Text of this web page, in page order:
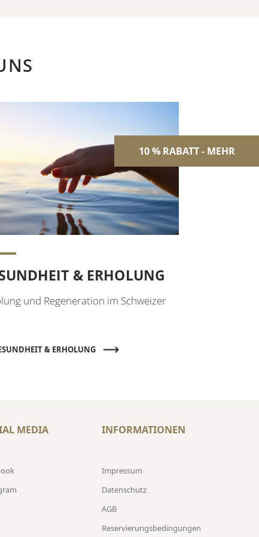
& ERHOLUNG
und Regeneration im Schweizer
& ERHOLUNG
10 % RABATT - MEHR
MEDIA INFORMATIONEN
Impressum
Datenschutz
AGB
Reservierungsbedingungen